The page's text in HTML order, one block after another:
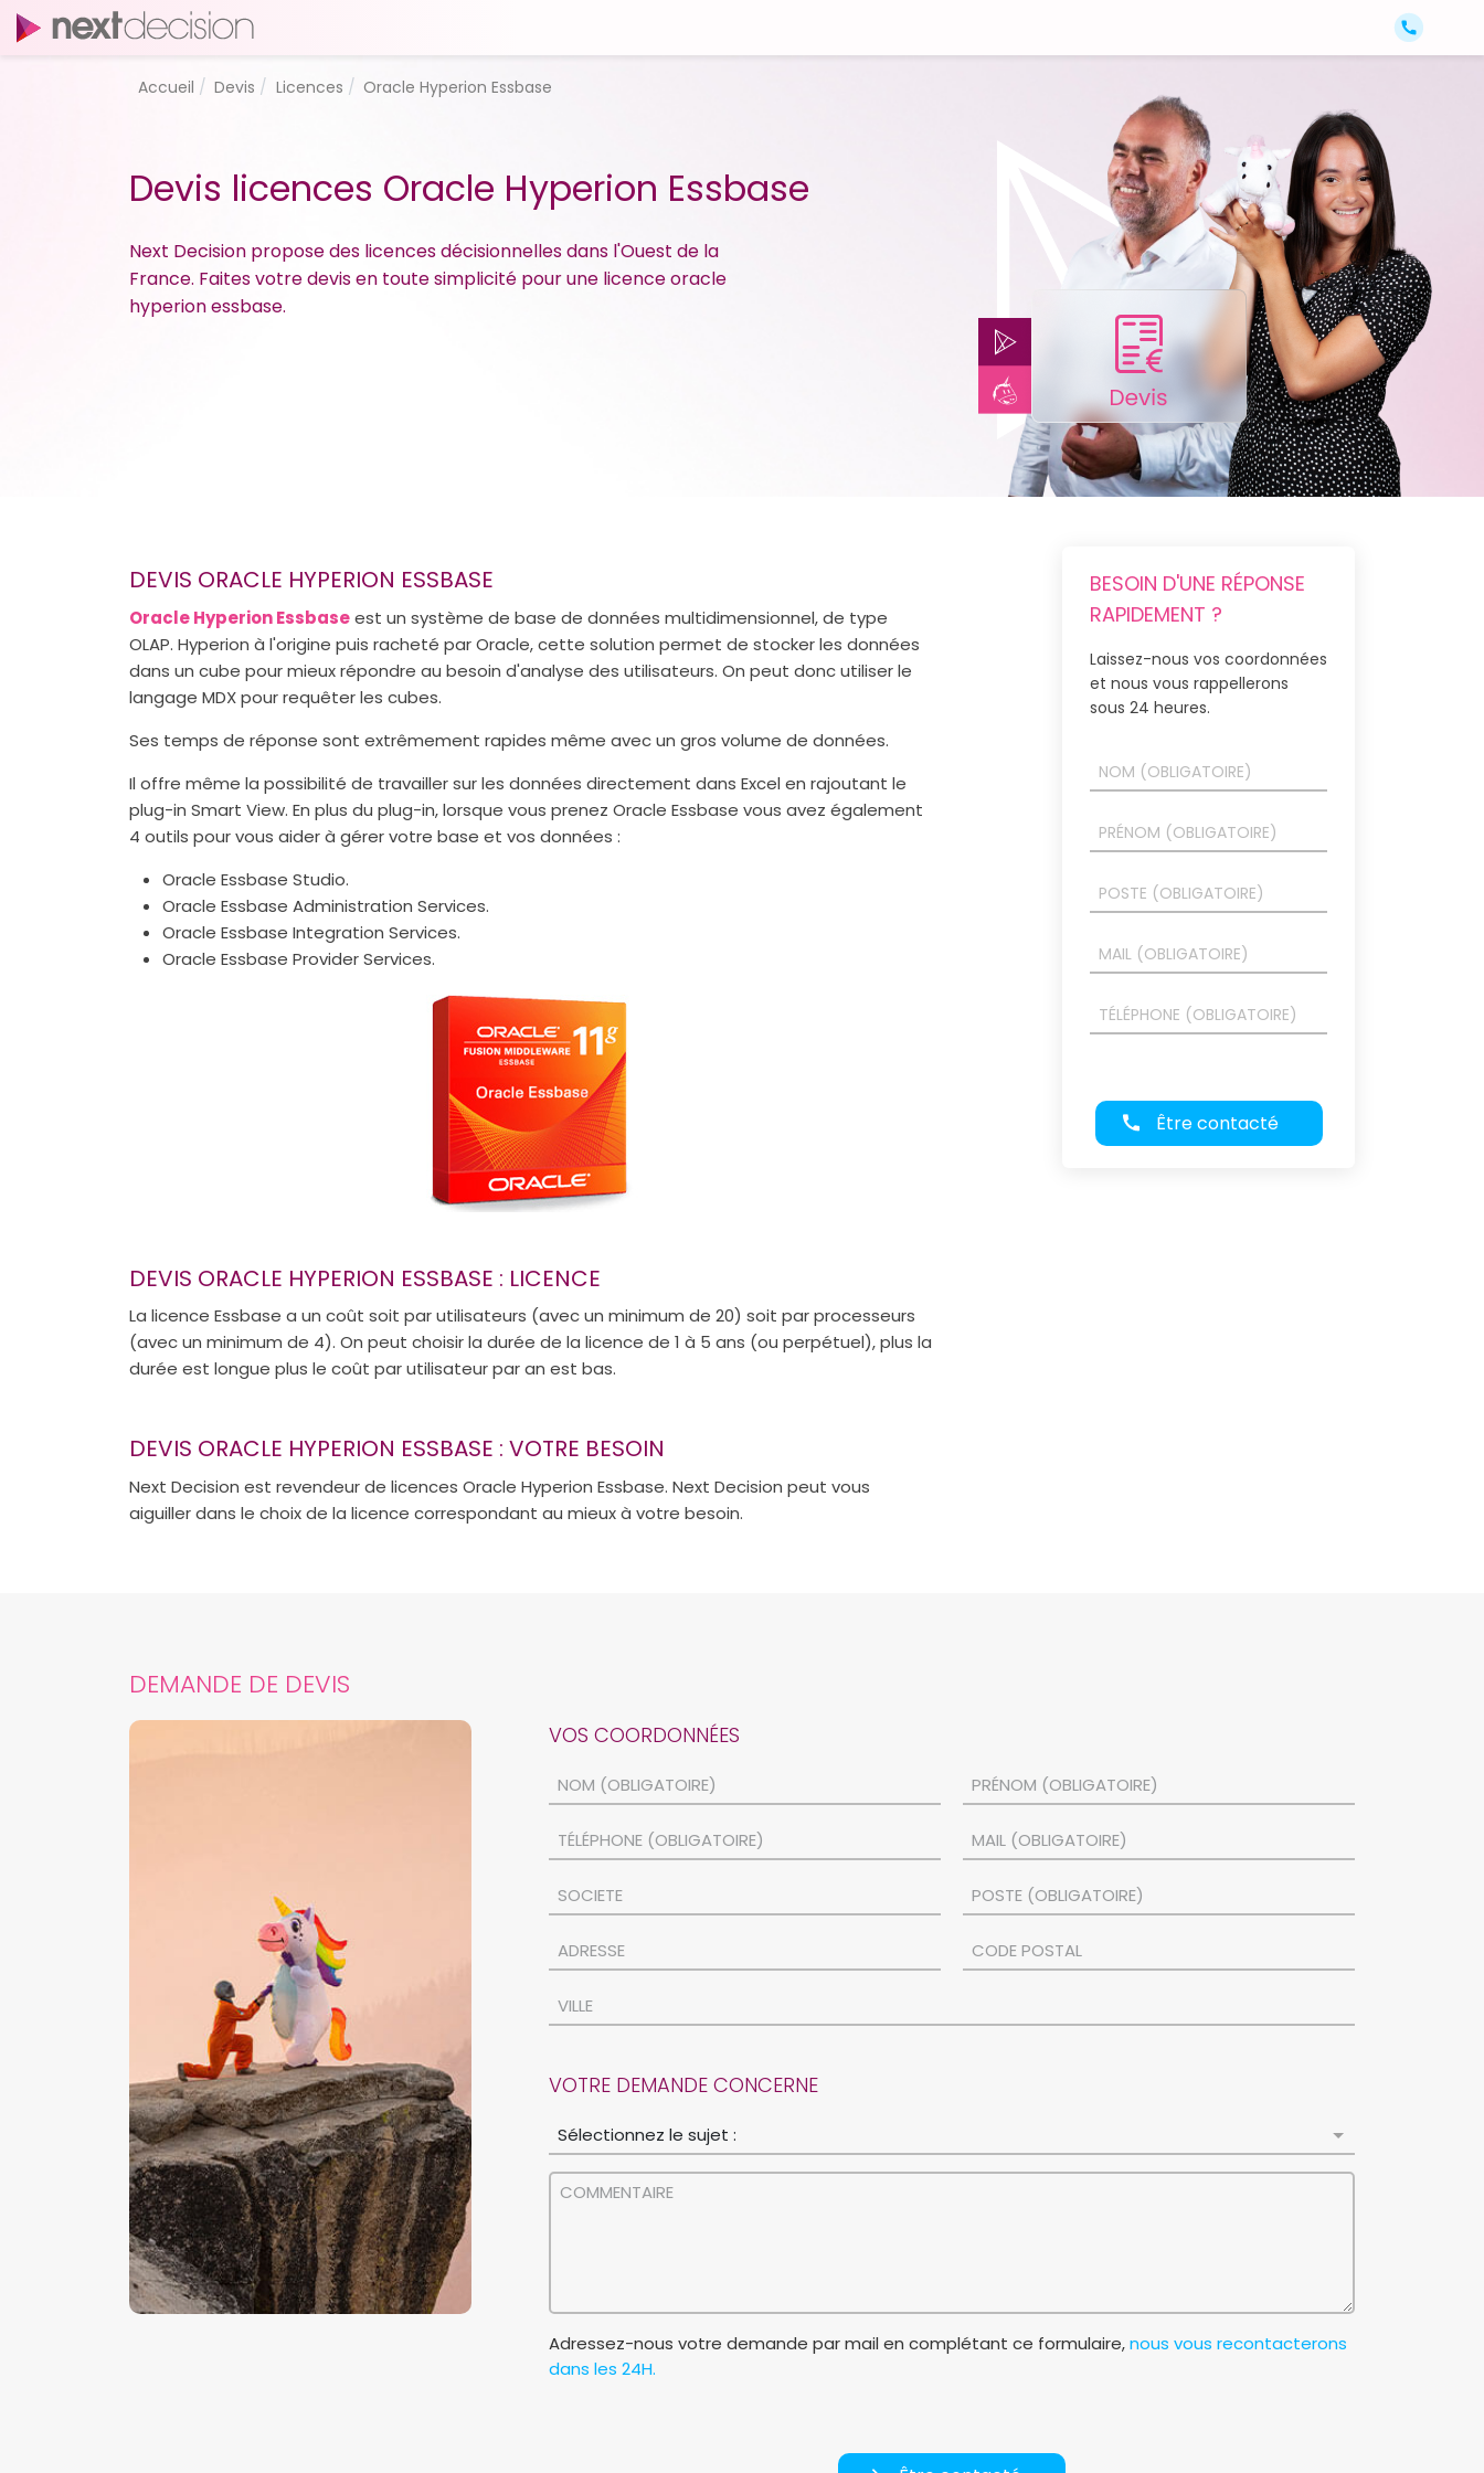
Accueil Devis Licences Oracle Hyperion Essbase
Devis licences Oracle Hyperion Essbase
Next Decision propose des licences décisionnelles dans l'Ouest de la
France. Faites votre devis en toute simplicité pour une licence oracle
hyperion essbase.
DEVIS ORACLE HYPERION ESSBASE
Oracle Hyperion Essbaseest un système de base de données multidimensionnel, de type
OLAP. Hyperion à l'origine puis racheté par Oracle, cette solution permet de stocker les données
dans un cube pour mieux répondre au besoin d'analyse des utilisateurs. On peut donc utiliser le
langage MDX pour requêter les cubes.
Ses temps de réponse sont extrêmement rapides même avec un gros volume de données.
Il offre même la possibilité de travailler sur les données directement dans Excel en rajoutant le
plug-in Smart View. En plus du plug-in, lorsque vous prenez Oracle Essbase vous avez également
4 outils pour vous aider à gérer votre base et vos données :
Oracle Essbase Studio.
Oracle Essbase Administration Services.
Oracle Essbase Integration Services.
Oracle Essbase Provider Services.
DEVIS ORACLE HYPERION ESSBASE : LICENCE
La licence Essbase a un coût soit par utilisateurs (avec un minimum de 20) soit par processeurs
(avec un minimum de 4). On peut choisir la durée de la licence de 1 à 5 ans (ou perpétuel), plus la
durée est longue plus le coût par utilisateur par an est bas.
DEVIS ORACLE HYPERION ESSBASE : VOTRE BESOIN
Next Decision est revendeur de licences Oracle Hyperion Essbase. Next Decision peut vous
aiguiller dans le choix de la licence correspondant au mieux à votre besoin.
BESOIN D'UNE RÉPONSE
RAPIDEMENT ?
Laissez-nous vos coordonnées
et nous vous rappellerons
sous 24 heures.
Être contacté
DEMANDE DE DEVIS
VOS COORDONNÉES
VOTRE DEMANDE CONCERNE
Adressez-nous votre demande par mail en complétant ce formulaire,nous vous recontacterons
dans les 24H.